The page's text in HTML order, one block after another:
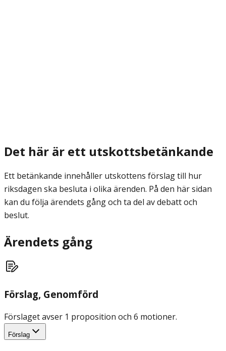
Det här är ett utskottsbetänkande
Ett betänkande innehåller utskottens förslag till hur
riksdagen ska besluta i olika ärenden. På den här sidan
kan du följa ärendets gång och ta del av debatt och
beslut.
Ärendets gång
Förslag, Genomförd
Förslaget avser 1 proposition och 6 motioner.
Förslag